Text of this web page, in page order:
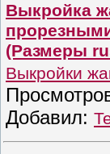
Выкройка
(Размеры
Выкройки
Добавил: